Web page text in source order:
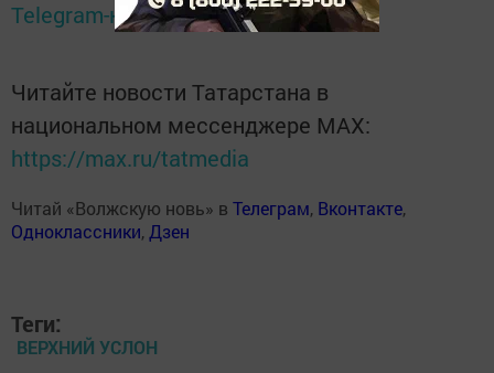
Telegram-каналеТатмедиа
Читайте новости Татарстана в
национальном мессенджере MАХ:
https://max.ru/tatmedia
Читай «Волжскую новь» в Телеграм, Вконтакте,
Одноклассники, Дзен
Теги:
ВЕРХНИЙ УСЛОН